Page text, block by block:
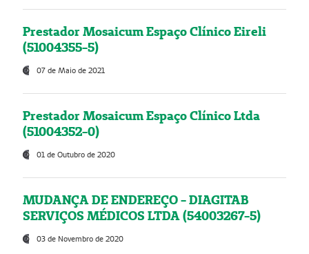
Prestador Mosaicum Espaço Clínico Eireli
(51004355-5)
07 de Maio de 2021
Prestador Mosaicum Espaço Clínico Ltda
(51004352-0)
01 de Outubro de 2020
MUDANÇA DE ENDEREÇO - DIAGITAB
SERVIÇOS MÉDICOS LTDA (54003267-5)
03 de Novembro de 2020